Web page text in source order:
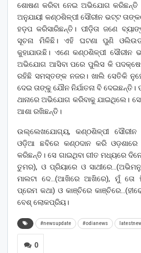
ଶୋଷଣ କରିବା ନେଇ ଅଭିଯୋଗ କରିଛନ୍ତି
ଅନୁଯାୟୀ କଣ୍ଠଶିଳ୍ପୀ ସୌରୀନ ଭଟ୍ଟ
ହଡ଼ପ କରିସାରିଛନ୍ତି। ପୀଡ଼ିତା ଜଣେ
ସୂଚନା ମିଳିଛି। ଏହି ଘଟଣା ପୁଣି
କୁହାଯାଉଛି। ଏଣେ କଣ୍ଠଶିଳ୍ପୀ ସୌରୀନ
ଅଭିଯୋଗ ଆସିବା ପରେ ପୁଲିସ କି
ରହିଛି ସମସ୍ତଙ୍କ ନଜର। ଖାଲି ସେତିକି
ଦେଇ ତାଙ୍କୁ ଯୌନ ନିର୍ଯାତନା ବି ଦେଇଛନ୍ତି।
ଥାନାରେ ଅଭିଯୋଗ କରିବାକୁ ଯାଇଥିଲେ।
ଆଶା ରଖିଛନ୍ତି।
ଉଲ୍ଲେଖଯୋଗ୍ୟ, କଣ୍ଠଶିଳ୍ପୀ
ଓଡ଼ିଆ ଛବିରେ କଣ୍ଠଦାନ କରି ଓଡ଼ଶାରେ
କରିଛନ୍ତି। ସେ ଗାଇଥିବା ଗୀତ ମଧ୍ୟରେ
ତୁମର), ଓ ପ୍ରିୟାରେ ଓ
ମାଲଟା ଦେ…(ଆଖିରେ ଆଖିରେ), ମୁଁ ତୋ ହି
ପ୍ରେମ କଥା) ଓ କାଞ୍ଚିରେ
ବେଶ୍ ଲୋକପ୍ରିୟ।
#newsupdate #odianews
0